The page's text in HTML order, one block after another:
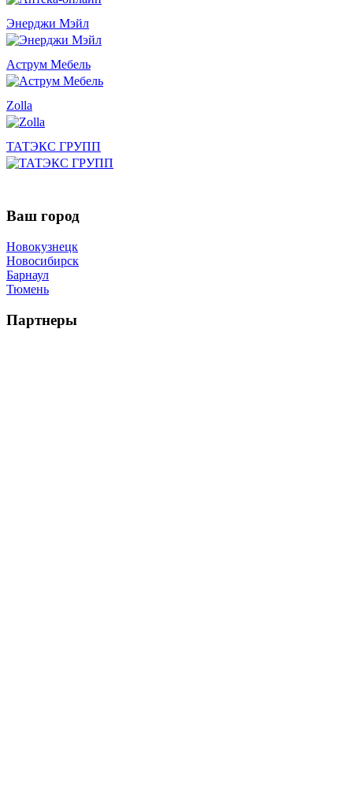
Энерджи Мэйл
Аструм Мебель
Zolla
ТАТЭКС ГРУПП
Ваш город
Новокузнецк
Новосибирск
Барнаул
Тюмень
Партнеры